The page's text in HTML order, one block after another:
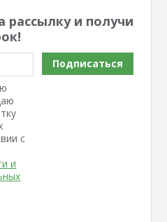
рассылку и получи
с
и
Подписаться